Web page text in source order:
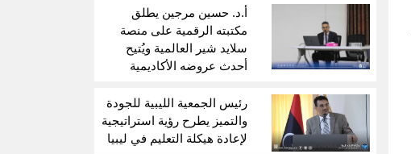
أ.د. حسين مرجين يطلق
مكتبته الرقمية على منصة
سلايد شير العالمية ويُتيح
أحدث عروضه الأكاديمية
رئيس الجمعية الليبية للجودة
والتميز يطرح رؤية استراتيجية
لإعادة هيكلة التعليم في ليبيا